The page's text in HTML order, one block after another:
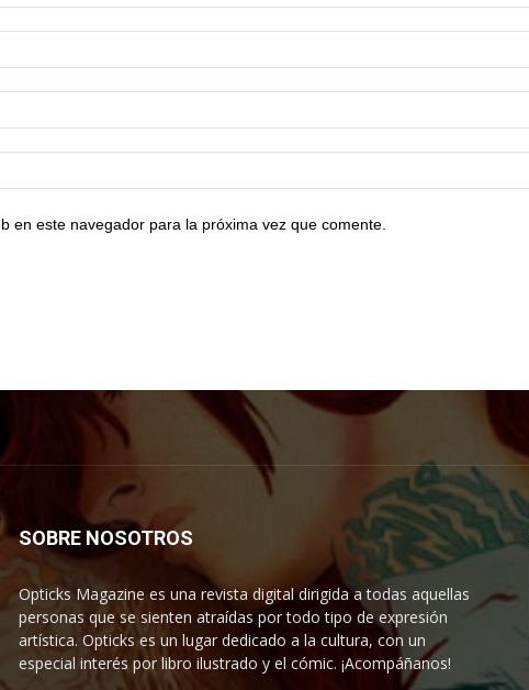
en este navegador para la próxima vez que comente.
SOBRE NOSOTROS
Opticks Magazine es una revista digital dirigida a todas aquellas
personas que se sienten atraídas por todo tipo de expresión
artística. Opticks es un lugar dedicado a la cultura, con un
especial interés por libro ilustrado y el cómic. ¡Acompáñanos!